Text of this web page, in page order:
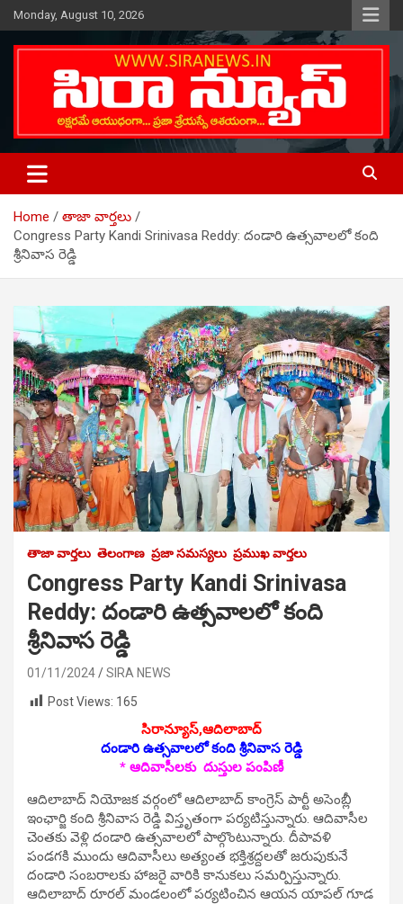
Skip
to
content
Monday, August 10, 2026
SIRA NEWS
Telugu Online News Daily
Home
తాజా వార్తలు
Congress Party Kandi Srinivasa Reddy: దండారి ఉత్స‌వాల‌లో కంది
శ్రీ‌నివాస రెడ్డి
తాజా వార్తలు తెలంగాణ ప్రజా సమస్యలు ప్రముఖ వార్తలు
Congress Party Kandi Srinivasa
Reddy: దండారి ఉత్స‌వాల‌లో కంది
శ్రీ‌నివాస రెడ్డి
01/11/2024
SIRA NEWS
Post Views: 165
సిరాన్యూస్,ఆదిలాబాద్‌
దండారి ఉత్స‌వాల‌లో కంది శ్రీ‌నివాస రెడ్డి
* ఆదివాసీల‌కు దుస్తుల పంపిణీ
ఆదిలాబాద్ నియోజ‌క వ‌ర్గంలో ఆదిలాబాద్ కాంగ్రెస్ పార్టీ అసెంబ్లీ
ఇంఛార్జి కంది శ్రీ‌నివాస రెడ్డి విస్తృతంగా ప‌ర్య‌టిస్తున్నారు. ఆదివాసీల
చెంతకు వెళ్లి దండారి ఉత్స‌వాల‌లో పాల్గొంటున్నారు. దీపావ‌ళి
పండ‌గ‌కి ముందు ఆదివాసీలు అత్యంత భ‌క్తిశ్ర‌ద్ద‌ల‌తో జ‌రుపుకునే
దండారి సంబ‌రాల‌కు హాజ‌రై వారికి కానుక‌లు స‌మ‌ర్పిస్తున్నారు.
ఆదిలాబాద్ రూర‌ల్ మండ‌లంలో ప‌ర్య‌టించిన ఆయ‌న యాప‌ల్ గూడ